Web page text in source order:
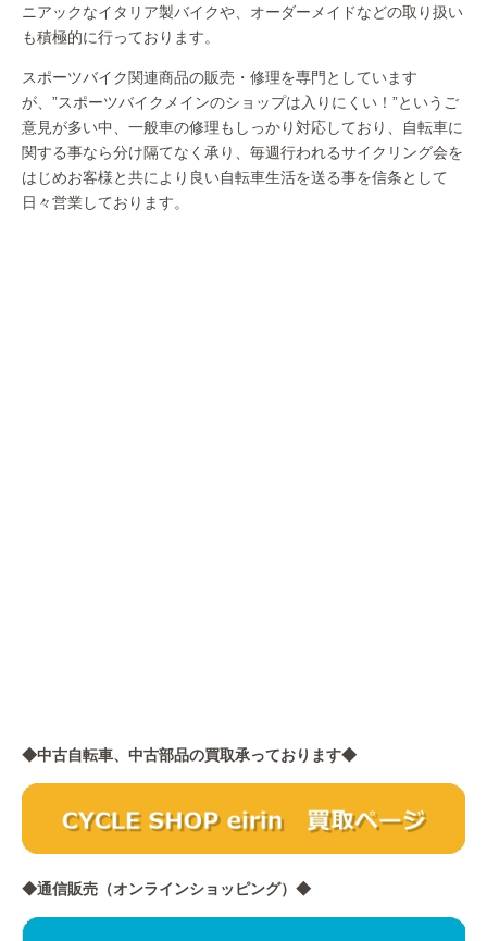
ニアックなイタリア製バイクや、オーダーメイドなどの取り扱い
も積極的に行っております。
スポーツバイク関連商品の販売・修理を専門としています
が、”スポーツバイクメインのショップは入りにくい！”というご
意見が多い中、一般車の修理もしっかり対応しており、自転車に
関する事なら分け隔てなく承り、毎週行われるサイクリング会を
はじめお客様と共により良い自転車生活を送る事を信条として
日々営業しております。
◆中古自転車、中古部品の買取承っております◆
◆通信販売（オンラインショッピング）◆